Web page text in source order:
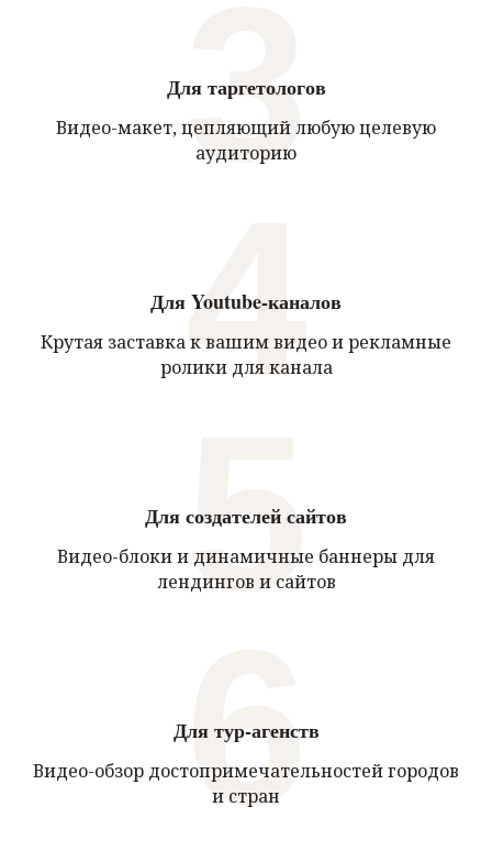
Для таргетологов
Видео-макет, цепляющий любую целевую
аудиторию
3
Для Youtube-каналов
Крутая заставка к вашим видео и рекламные
ролики для канала
4
Для создателей сайтов
Видео-блоки и динамичные баннеры для
лендингов и сайтов
5
Для тур-агенств
Видео-обзор достопримечательностей городов
и стран
6